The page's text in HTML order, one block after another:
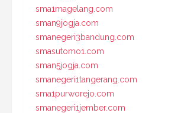
sma1magelang.com
sman9jogja.com
smanegeri3bandung.com
smasutomo1.com
sman5jogja.com
smanegeri1tangerang.com
sma1purworejo.com
smanegeri1jember.com